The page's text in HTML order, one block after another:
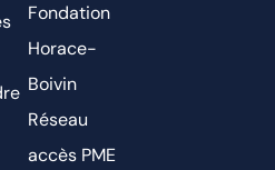
Fondation
Horace-
Boivin
Réseau
accès PME